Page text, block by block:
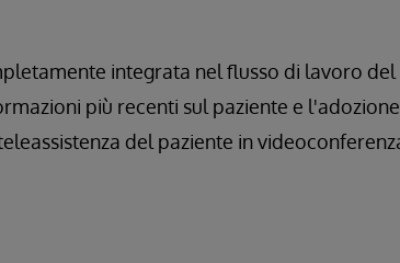
integrata nel flusso di lavoro del
più recenti sul paziente e
del paziente in